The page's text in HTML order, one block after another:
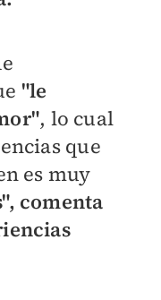
"le
, lo cual
que
es muy
comenta